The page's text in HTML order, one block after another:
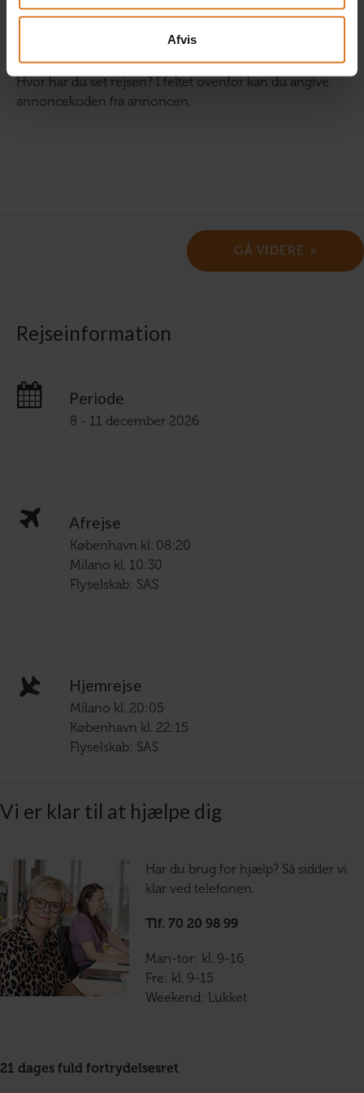
Afvis
Hvor har du set rejsen? I feltet ovenfor kan du angive
annoncekoden fra annoncen.
Rejseinformation
Periode
8 - 11 december 2026
Afrejse
København kl. 08:20
Milano kl. 10:30
Flyselskab: SAS
Hjemrejse
Milano kl. 20:05
København kl. 22:15
Flyselskab: SAS
Vi er klar til at hjælpe dig
Har du brug for hjælp? Så sidder vi
klar ved telefonen.
Tlf. 70 20 98 99
Man-tor: kl. 9-16
Fre: kl. 9-15
Weekend: Lukket
21 dages fuld fortrydelsesret